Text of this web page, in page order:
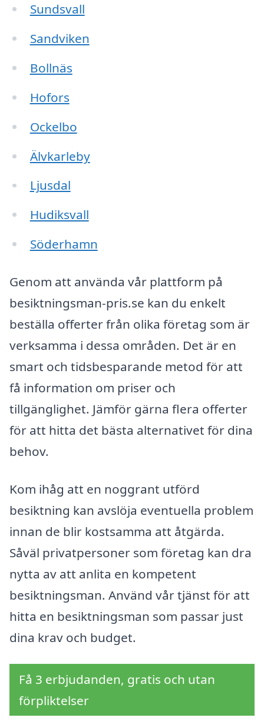
Sundsvall
Sandviken
Bollnäs
Hofors
Ockelbo
Älvkarleby
Ljusdal
Hudiksvall
Söderhamn
Genom att använda vår plattform på
besiktningsman-pris.se kan du enkelt
beställa offerter från olika företag som är
verksamma i dessa områden. Det är en
smart och tidsbesparande metod för att
få information om priser och
tillgänglighet. Jämför gärna flera offerter
för att hitta det bästa alternativet för dina
behov.
Kom ihåg att en noggrant utförd
besiktning kan avslöja eventuella problem
innan de blir kostsamma att åtgärda.
Såväl privatpersoner som företag kan dra
nytta av att anlita en kompetent
besiktningsman. Använd vår tjänst för att
hitta en besiktningsman som passar just
dina krav och budget.
Få 3 erbjudanden, gratis och utan
förpliktelser